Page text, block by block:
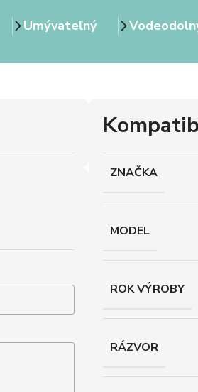
Umývateľný
ZNAČKA
MODEL
ROK VÝROBY
RÁZVOR